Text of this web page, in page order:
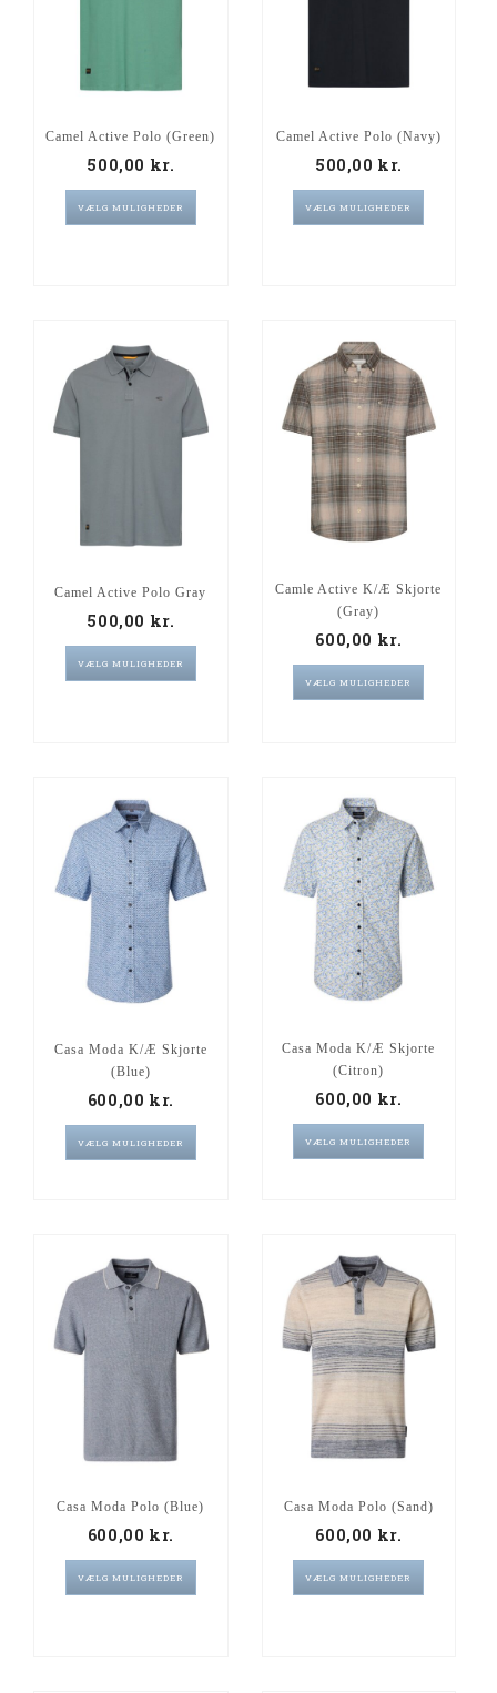
Camel Active Polo (Green)
500,00 kr.
VÆLG MULIGHEDER
Camel Active Polo (Navy)
500,00kr.
VÆLG MULIGHEDER
Camel Active Polo Gray
500,00 kr.
VÆLG MULIGHEDER
Camle Active K/Æ Skjorte
(Gray)
600,00 kr.
VÆLG MULIGHEDER
Casa Moda K/Æ Skjorte
(Blue)
600,00kr.
VÆLG MULIGHEDER
Casa Moda K/Æ Skjorte
(Citron)
600,00 kr.
VÆLG MULIGHEDER
Casa Moda Polo (Blue)
600,00kr.
VÆLG MULIGHEDER
Casa Moda Polo (Sand)
600,00 kr.
VÆLG MULIGHEDER